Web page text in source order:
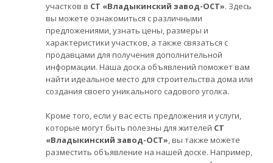
участков в СТ «Владыкинский завод-ОСТ». Здесь
вы можете ознакомиться с различными
предложениями, узнать цены, размеры и
характеристики участков, а также связаться с
продавцами для получения дополнительной
информации. Наша доска объявлений поможет вам
найти идеальное место для строительства дома или
создания своего уникального садового уголка.
Кроме того, если у вас есть предложения и услуги,
которые могут быть полезны для жителей СТ
«Владыкинский завод-ОСТ», вы также можете
разместить объявление на нашей доске. Например,